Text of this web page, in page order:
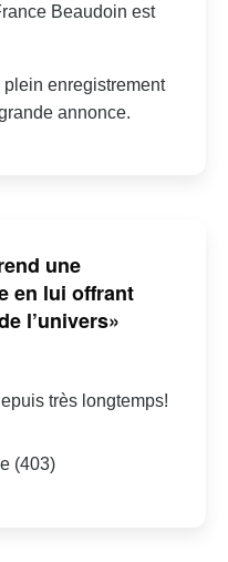
Beaudoin est
enregistrement
annonce.
une
en lui offrant
l’univers»
très longtemps!
(403)